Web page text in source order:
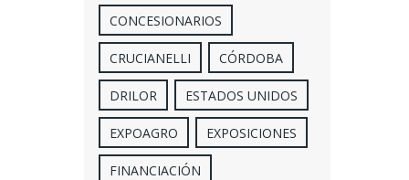
CONCESIONARIOS
CRUCIANELLI CÓRDOBA
DRILOR ESTADOS UNIDOS
EXPOAGRO EXPOSICIONES
FINANCIACIÓN